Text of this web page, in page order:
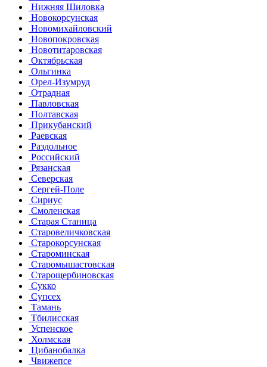
Нижняя Шиловка
Новокорсунская
Новомихайловский
Новопокровская
Новотитаровская
Октябрьская
Ольгинка
Орел-Изумруд
Отрадная
Павловская
Полтавская
Прикубанский
Раевская
Раздольное
Российский
Рязанская
Северская
Сергей-Поле
Сириус
Смоленская
Старая Станица
Старовеличковская
Старокорсунская
Староминская
Старомышастовская
Старощербиновская
Сукко
Супсех
Тамань
Тбилисская
Успенское
Холмская
Цибанобалка
Чвижепсе